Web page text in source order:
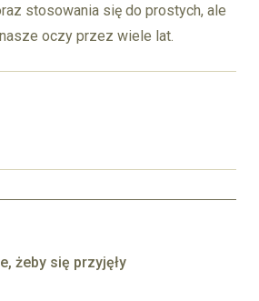
stosowania się do prostych, ale
oczy przez wiele lat.
żeby się przyjęły